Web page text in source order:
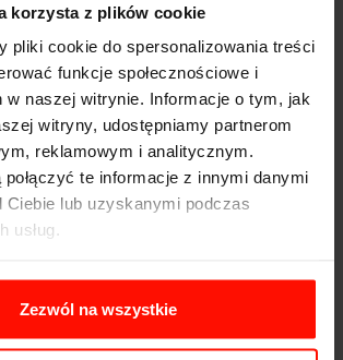
korzysta z plików cookie
pliki cookie do spersonalizowania treści
funkcje społecznościowe i
w naszej witrynie. Informacje o tym, jak
witryny, udostępniamy partnerom
reklamowym i analitycznym.
te informacje z innymi danymi
Ciebie lub uzyskanymi podczas
usług.
Zezwól na wszystkie
poziomu płynów eksploatacyjnych,
korkiem wlewu oleju nie ma białego
silnika - praca powinna być
bez drgań, szumów, dzwonienia i
odgłosów.
- po uruchomieniu silnika powinna
ewentualnie biała przy niskich
wnętrza - czy jest adekwatne
pedały itd.
- czy chłodzi już na biegu
wszystkich przełączników i guzików w